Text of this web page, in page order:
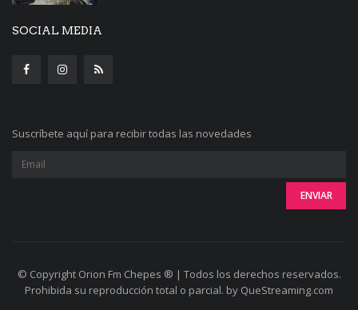
SOCIAL MEDIA
Suscríbete aquí para recibir todas las novedades
© Copyright Orion Fm Chepes ® | Todos los derechos reservados.
Prohibida su reproducción total o parcial. by QueStreaming.com